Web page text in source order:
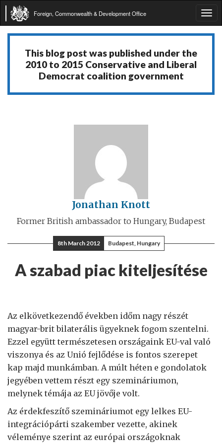
Foreign, Commonwealth & Development Office
This blog post was published under the
2010 to 2015 Conservative and Liberal
Democrat coalition government
Jonathan Knott
Former British ambassador to Hungary, Budapest
8th March 2012 Budapest, Hungary
A szabad piac kiteljesítése
Az elkövetkezendő években időm nagy részét
magyar-brit bilaterális ügyeknek fogom szentelni.
Ezzel együtt természetesen országaink EU-val való
viszonya és az Unió fejlődése is fontos szerepet
kap majd munkámban. A múlt héten e gondolatok
jegyében vettem részt egy szemináriumon,
melynek témája az EU jövője volt.
Az érdekfeszítő szemináriumot egy lelkes EU-
integrációpárti szakember vezette, akinek
véleménye szerint az európai országoknak